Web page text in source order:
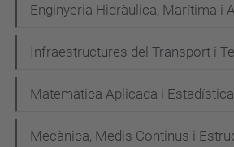
e
a
c
Enginyeria Hidràulica, Marítima i
Infraestructures del Transport i
Matemàtica Aplicada i Estadística
Mecànica, Medis Continus i